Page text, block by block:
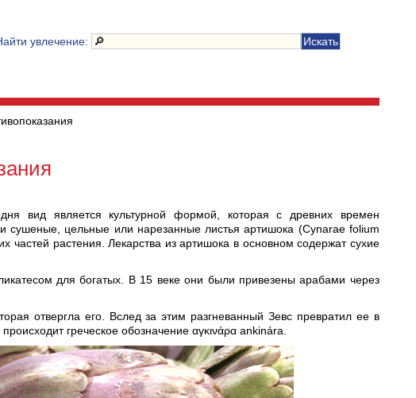
увлечение:
вид является культурной формой, которая с древних времен
сушеные, цельные или нарезанные листья артишока (Cynarae folium
растения. Лекарства из артишока в основном содержат сухие
для богатых. В 15 веке они были привезены арабами через
отвергла его. Вслед за этим разгневанный Зевс превратил ее в
греческое обозначение αγκινάρα ankinára.